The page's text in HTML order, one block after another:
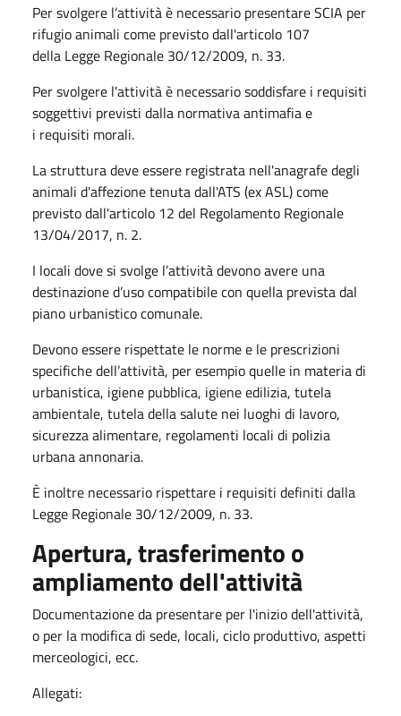
Per svolgere l’attività è necessario presentare SCIA per
rifugio animali come previsto dall'articolo 107
della Legge Regionale 30/12/2009, n. 33.
Per svolgere l'attività è necessario soddisfare i requisiti
soggettivi previsti dalla normativa antimafia e
i requisiti morali.
La struttura deve essere registrata nell'anagrafe degli
animali d'affezione tenuta dall'ATS (ex ASL) come
previsto dall'articolo 12 del Regolamento Regionale
13/04/2017, n. 2.
I locali dove si svolge l’attività devono avere una
destinazione d’uso compatibile con quella prevista dal
piano urbanistico comunale.
Devono essere rispettate le norme e le prescrizioni
specifiche dell’attività, per esempio quelle in materia di
urbanistica, igiene pubblica, igiene edilizia, tutela
ambientale, tutela della salute nei luoghi di lavoro,
sicurezza alimentare, regolamenti locali di polizia
urbana annonaria.
È inoltre necessario rispettare i requisiti definiti dalla
Legge Regionale 30/12/2009, n. 33.
Apertura, trasferimento o
ampliamento dell'attività
Documentazione da presentare per l'inizio dell'attività,
o per la modifica di sede, locali, ciclo produttivo, aspetti
merceologici, ecc.
Allegati: